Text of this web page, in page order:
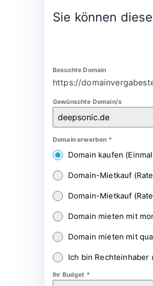
Sie können
Besuchte Domain
https://
Gewünschte Domain/s
Domain erwerben *
Domain kaufen
Domain-Mietkauf
Domain-Mietkauf
Domain mieten mit
Domain mieten mit
Ich bin Rechteinhaber
Ihr Budget *